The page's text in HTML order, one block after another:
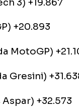
Team) +1.876